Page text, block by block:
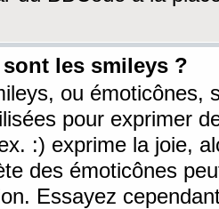
sont les smileys ?
ou émoticônes,
pour exprimer
:) exprime la joie,
des émoticônes
Essayez